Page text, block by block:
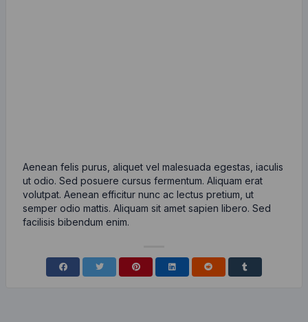
Aenean felis purus, aliquet vel malesuada egestas, iaculis
ut odio. Sed posuere cursus fermentum. Aliquam erat
volutpat. Aenean efficitur nunc ac lectus pretium, ut
semper odio mattis. Aliquam sit amet sapien libero. Sed
facilisis bibendum enim.